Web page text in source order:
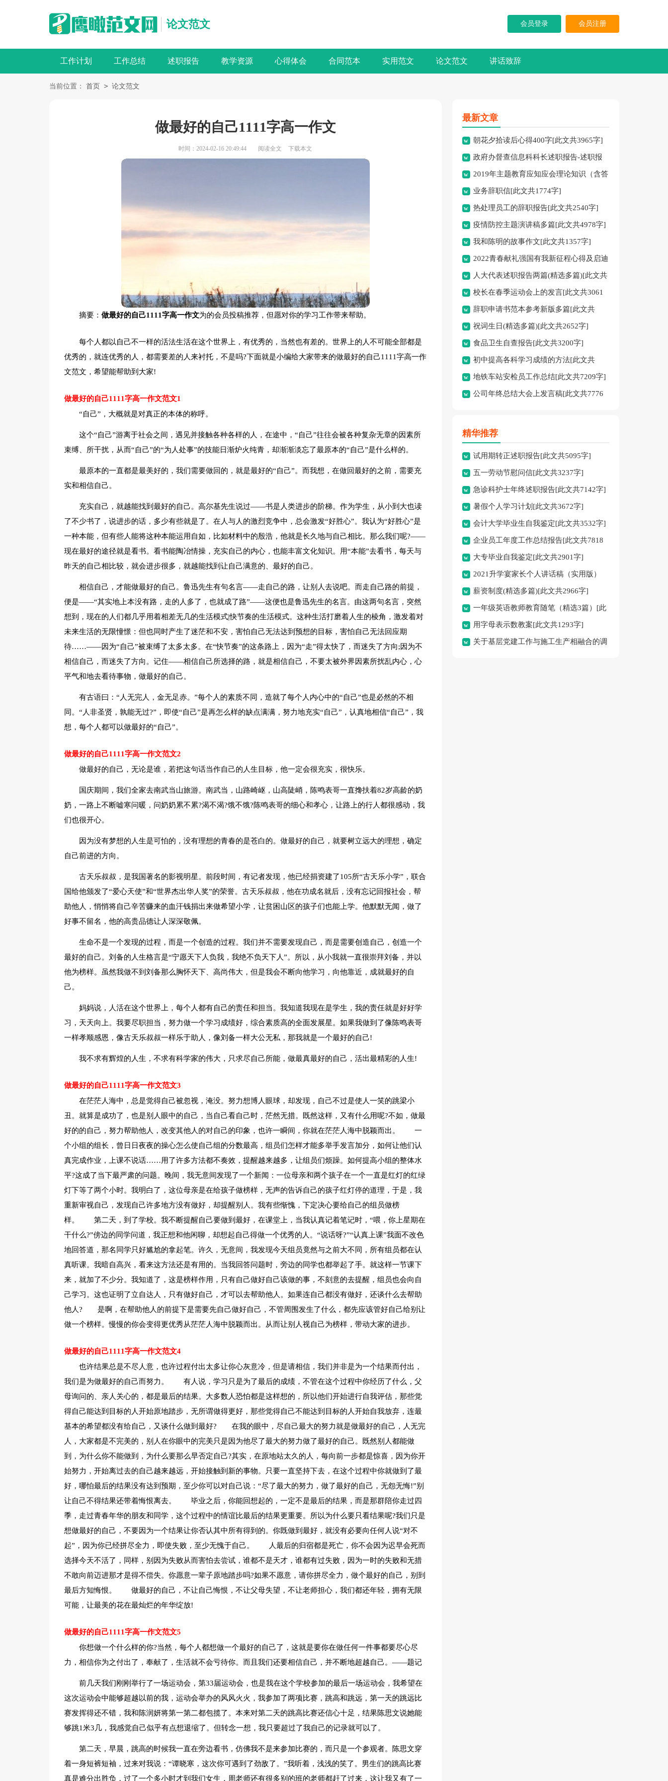
论文范文 会员登录 会员注册
工作计划 工作总结 述职报告 教学资源 心得体会 合同范本 实用范文 论文范文 讲话致辞
当前位置： 首页 > 论文范文
做最好的自己1111字高一作文
时间：2024-02-16 20:49:44 阅读全文 下载本文
摘要： 做最好的自己1111字高一作文为的会员投稿推荐，但愿对你的学习工作带来帮助。
每个人都以自己不一样的活法生活在这个世界上，有优秀的，当然也有差的。世界上的人不可能全部都是
优秀的，就连优秀的人，都需要差的人来衬托，不是吗?下面就是小编给大家带来的做最好的自己1111字高一作
文范文，希望能帮助到大家!
做最好的自己1111字高一作文范文1
“自己”，大概就是对真正的本体的称呼。
这个“自己”游离于社会之间，遇见并接触各种各样的人，在途中，“自己”往往会被各种复杂无章的因素所
束缚、所干扰，从而“自己”的“为人处事”的技能日渐炉火纯青，却渐渐淡忘了最原本的“自己”是什么样的。
最原本的一直都是最美好的，我们需要做回的，就是最好的“自己”。而我想，在做回最好的之前，需要充
实和相信自己。
充实自己，就越能找到最好的自己。高尔基先生说过——书是人类进步的阶梯。作为学生，从小到大也读
了不少书了，说进步的话，多少有些就是了。在人与人的激烈竞争中，总会激发“好胜心”。我认为“好胜心”是
一种本能，但有些人能将这种本能运用自如，比如材料中的殷浩，他就是长久地与自己相比。那么我们呢?——
现在最好的途径就是看书。看书能陶冶情操，充实自己的内心，也能丰富文化知识。用“本能”去看书，每天与
昨天的自己相比较，就会进步很多，就越能找到让自己满意的、最好的自己。
相信自己，才能做最好的自己。鲁迅先生有句名言——走自己的路，让别人去说吧。而走自己路的前提，
便是——“其实地上本没有路，走的人多了，也就成了路”——这便也是鲁迅先生的名言。由这两句名言，突然
想到，现在的人们都几乎用着相差无几的生活模式|快节奏的生活模式。这种生活打磨着人生的棱角，激发着对
未来生活的无限憧憬：但也同时产生了迷茫和不安，害怕自己无法达到预想的目标，害怕自己无法回应期
待……——因为“自己”被束缚了太多太多。在“快节奏”的这条路上，因为“走”得太快了，而迷失了方向;因为不
相信自己，而迷失了方向。记住——相信自己所选择的路，就是相信自己，不要太被外界因素所扰乱内心，心
平气和地去看待事物，做最好的自己。
有古语曰：“人无完人，金无足赤。”每个人的素质不同，造就了每个人内心中的“自己”也是必然的不相
同。“人非圣贤，孰能无过?”，即使“自己”是再怎么样的缺点满满，努力地充实“自己”，认真地相信“自己”，我
想，每个人都可以做最好的“自己”。
做最好的自己1111字高一作文范文2
做最好的自己，无论是谁，若把这句话当作自己的人生目标，他一定会很充实，很快乐。
国庆期间，我们全家去南武当山旅游。南武当，山路崎岖，山高陡峭，陈鸣表哥一直搀扶着82岁高龄的奶
奶，一路上不断嘘寒问暖，问奶奶累不累?渴不渴?饿不饿?陈鸣表哥的细心和孝心，让路上的行人都很感动，我
们也很开心。
因为没有梦想的人生是可怕的，没有理想的青春的是苍白的。做最好的自己，就要树立远大的理想，确定
自己前进的方向。
古天乐叔叔，是我国著名的影视明星。前段时间，有记者发现，他已经捐资建了105所“古天乐小学”，联合
国给他颁发了“爱心天使”和“世界杰出华人奖”的荣誉。古天乐叔叔，他在功成名就后，没有忘记回报社会，帮
助他人，悄悄将自己辛苦赚来的血汗钱捐出来做希望小学，让贫困山区的孩子们也能上学。他默默无闻，做了
好事不留名，他的高贵品德让人深深敬佩。
生命不是一个发现的过程，而是一个创造的过程。我们并不需要发现自己，而是需要创造自己，创造一个
最好的自己。刘备的人生格言是“宁愿天下人负我，我绝不负天下人”。所以，从小我就一直很崇拜刘备，并以
他为榜样。虽然我做不到刘备那么胸怀天下、高尚伟大，但是我会不断向他学习，向他靠近，成就最好的自
己。
妈妈说，人活在这个世界上，每个人都有自己的责任和担当。我知道我现在是学生，我的责任就是好好学
习，天天向上。我要尽职担当，努力做一个学习成绩好，综合素质高的全面发展星。如果我做到了像陈鸣表哥
一样孝顺感恩，像古天乐叔叔一样乐于助人，像刘备一样大公无私，那我就是一个最好的自己!
我不求有辉煌的人生，不求有科学家的伟大，只求尽自己所能，做最真最好的自己，活出最精彩的人生!
做最好的自己1111字高一作文范文3
在茫茫人海中，总是觉得自己被忽视，淹没。努力想博人眼球，却发现，自己不过是使人一笑的跳梁小
丑。就算是成功了，也是别人眼中的自己，当自己看自己时，茫然无措。既然这样，又有什么用呢?不如，做最
好的的自己，努力帮助他人，改变其他人的对自己的印象，也许一瞬间，你就在茫茫人海中脱颖而出。 一
个小组的组长，曾日日夜夜的操心怎么使自己组的分数最高，组员们怎样才能多举手发言加分，如何让他们认
真完成作业，上课不说话……用了许多方法都不奏效，提醒越来越多，让组员们烦躁。如何提高小组的整体水
平?这成了当下最严肃的问题。晚间，我无意间发现了一个新闻：一位母亲和两个孩子在一个一直是红灯的红绿
灯下等了两个小时。我明白了，这位母亲是在给孩子做榜样，无声的告诉自己的孩子红灯停的道理，于是，我
重新审视自己，发现自己许多地方没有做好，却提醒别人。我有些惭愧，下定决心要给自己的组员做榜
样。 第二天，到了学校。我不断提醒自己要做到最好，在课堂上，当我认真记着笔记时，“喂，你上星期在
干什么?”傍边的同学问道，我正想和他闲聊，却想起自己得做一个优秀的人。“说话呀?”“认真上课”我面不改色
地回答道，那名同学只好尴尬的拿起笔。许久，无意间，我发现今天组员竟然与之前大不同，所有组员都在认
真听课。我暗自高兴，看来这方法还是有用的。当我回答问题时，旁边的同学也都举起了手。就这样一节课下
来，就加了不少分。我知道了，这是榜样作用，只有自己做好自己该做的事，不刻意的去提醒，组员也会向自
己学习。这也证明了立自达人，只有做好自己，才可以去帮助他人。如果连自己都没有做好，还谈什么去帮助
他人? 是啊，在帮助他人的前提下是需要先自己做好自己，不管周围发生了什么，都先应该管好自己给别让
做一个榜样。慢慢的你会变得更优秀从茫茫人海中脱颖而出。从而让别人视自己为榜样，带动大家的进步。
做最好的自己1111字高一作文范文4
也许结果总是不尽人意，也许过程付出太多让你心灰意冷，但是请相信，我们并非是为一个结果而付出，
我们是为做最好的自己而努力。 有人说，学习只是为了最后的成绩，不管在这个过程中你经历了什么，父
母询问的、亲人关心的，都是最后的结果。大多数人恐怕都是这样想的，所以他们开始进行自我评估，那些觉
得自己能达到目标的人开始原地踏步，无所谓做得更好，那些觉得自己不能达到目标的人开始自我放弃，连最
基本的希望都没有给自己，又谈什么做到最好? 在我的眼中，尽自己最大的努力就是做最好的自己，人无完
人，大家都是不完美的，别人在你眼中的完美只是因为他尽了最大的努力做了最好的自己。既然别人都能做
到，为什么你不能做到，为什么要那么早否定自己?其实，在原地站太久的人，每向前一步都是惊喜，因为你开
始努力，开始离过去的自己越来越远，开始接触到新的事物。只要一直坚持下去，在这个过程中你就做到了最
好，哪怕最后的结果没有达到预期，至少你可以对自己说：“尽了最大的努力，做了最好的自己，无怨无悔!”别
让自己不得结果还带着悔恨离去。 毕业之后，你能回想起的，一定不是最后的结果，而是那群陪你走过四
季，走过青春年华的朋友和同学，这个过程中的情谊比最后的结果更重要。所以为什么要只看结果呢?我们只是
想做最好的自己，不要因为一个结果让你否认其中所有得到的。你既做到最好，就没有必要向任何人说“对不
起”，因为你已经拼尽全力，即使失败，至少无愧于自己。 人最后的归宿都是死亡，你不会因为迟早会死而
选择今天不活了，同样，别因为失败从而害怕去尝试，谁都不是天才，谁都有过失败，因为一时的失败和无措
不敢向前迈进那才是得不偿失。你愿意一辈子原地踏步吗?如果不愿意，请你拼尽全力，做个最好的自己，别到
最后方知悔恨。 做最好的自己，不让自己悔恨，不让父母失望，不让老师担心，我们都还年轻，拥有无限
可能，让最美的花在最灿烂的年华绽放!
做最好的自己1111字高一作文范文5
你想做一个什么样的你?当然，每个人都想做一个最好的自己了，这就是要你在做任何一件事都要尽心尽
力，相信你为之付出了，奉献了，生活就不会亏待你。而且我们还要相信自己，并不断地超越自己。——题记
前几天我们刚刚举行了一场运动会，第33届运动会，也是我在这个学校参加的最后一场运动会，我希望在
这次运动会中能够超越以前的我，运动会举办的风风火火，我参加了两项比赛，跳高和跳远，第一天的跳远比
赛发挥得还不错，我和陈润妍将第一第二都包揽了。本来对第二天的跳高比赛还信心十足，结果陈思文说她能
够跳1米3几，我感觉自己似乎有点想退缩了。但转念一想，我只要超过了我自己的记录就可以了。
第二天，早晨，跳高的时候我一直在旁边看书，仿佛我不是来参加比赛的，而只是一个参观者。陈思文穿
着一身短裤短袖，过来对我说：“谭晓寒，这次你可遇到了劲敌了。”我听着，浅浅的笑了。男生们的跳高比赛
真是难分出胜负，过了一个多小时才到我们女生，周老师还有很多别的班的老师都赶了过来，这让我又有了一
最新文章
朝花夕拾读后心得400字[此文共3965字]
政府办督查信息科科长述职报告-述职报
告[此文共10194字]
2019年主题教育应知应会理论知识（含答
案）[此文共10252字]
业务辞职信[此文共1774字]
热处理员工的辞职报告[此文共2540字]
疫情防控主题演讲稿多篇[此文共4978字]
我和陈明的故事作文[此文共1357字]
2022青春献礼强国有我新征程心得及启迪
多篇[此文共4095字]
人大代表述职报告两篇(精选多篇)[此文共
12798字]
校长在春季运动会上的发言[此文共3061
字] 辞职申请书范本参考新版多篇[此文共
2986字]
祝词生日(精选多篇)[此文共2652字]
食品卫生自查报告[此文共3200字]
初中提高各科学习成绩的方法[此文共
2526字]
地铁车站安检员工作总结[此文共7209字]
公司年终总结大会上发言稿[此文共7776
精华推荐
试用期转正述职报告[此文共5095字]
五一劳动节慰问信[此文共3237字]
急诊科护士年终述职报告[此文共7142字]
暑假个人学习计划[此文共3672字]
会计大学毕业生自我鉴定[此文共3532字]
企业员工年度工作总结报告[此文共7818
字] 大专毕业自我鉴定[此文共2901字]
2021升学宴家长个人讲话稿（实用版）
[此文共2918字]
薪资制度(精选多篇)[此文共2966字]
一年级英语教师教育随笔（精选3篇）[此
文共4523字]
用字母表示数教案[此文共1293字]
关于基层党建工作与施工生产相融合的调